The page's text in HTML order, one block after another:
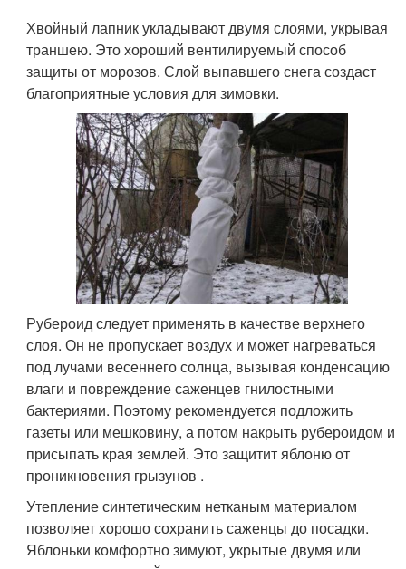
Хвойный лапник укладывают двумя слоями, укрывая
траншею. Это хороший вентилируемый способ
защиты от морозов. Слой выпавшего снега создаст
благоприятные условия для зимовки.
Рубероид следует применять в качестве верхнего
слоя. Он не пропускает воздух и может нагреваться
под лучами весеннего солнца, вызывая конденсацию
влаги и повреждение саженцев гнилостными
бактериями. Поэтому рекомендуется подложить
газеты или мешковину, а потом накрыть рубероидом и
присыпать края землей. Это защитит яблоню от
проникновения грызунов .
Утепление синтетическим нетканым материалом
позволяет хорошо сохранить саженцы до посадки.
Яблоньки комфортно зимуют, укрытые двумя или